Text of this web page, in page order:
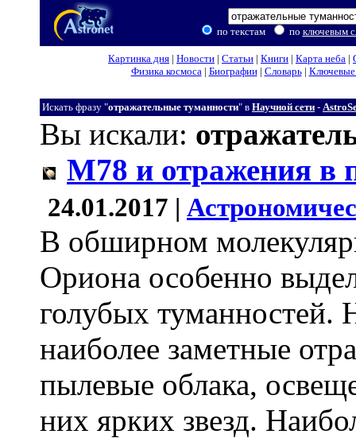
по текстам по ключевым
Картинка дня | Новости | Статьи | Книги | Карта неба |
Физика космоса| Биографии| Словарь| Ключевые
Искать фразу "отражательные туманности" в Научной сети -
Вы искали:
M78 и отражения в
24.01.2017 |
В обширном
Ориона особенно
голубых туманностей.
наиболее заметные
пылевые облака,
них ярких звезд.